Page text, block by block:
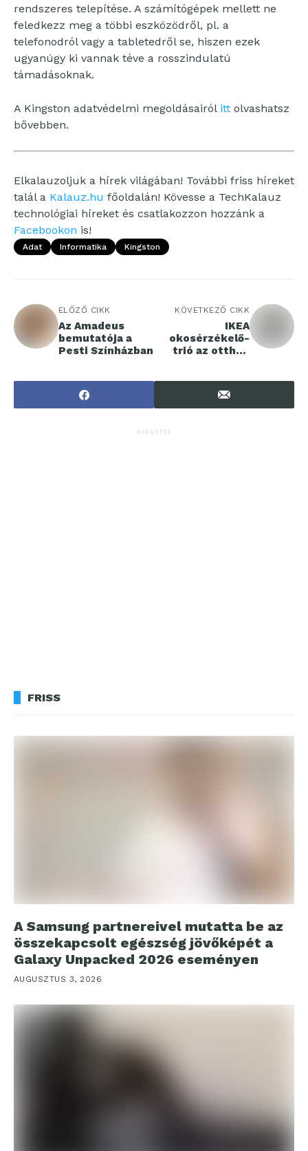
rendszeres telepítése. A számítógépek mellett ne
feledkezz meg a többi eszközödről, pl. a
telefonodról vagy a tabletedről se, hiszen ezek
ugyanúgy ki vannak téve a rosszindulatú
támadásoknak.
A Kingston adatvédelmi megoldásairól itt olvashatsz
bővebben.
Elkalauzoljuk a hírek világában! További friss híreket
talál a Kalauz.hu főoldalán! Kövesse a TechKalauz
technológiai híreket és csatlakozzon hozzánk a
Facebookon is!
Adat Informatika Kingston
ELŐZŐ CIKK
Az Amadeus
bemutatója a
Pesti Színházban
KÖVETKEZŐ CIKK
IKEA
okosérzékelő-
trió az otthon
és vezérléséhez
HIRDETÉS
FRISS
A Samsung partnereivel mutatta be az
összekapcsolt egészség jövőképét a
Galaxy Unpacked 2026 eseményen
AUGUSZTUS 3, 2026